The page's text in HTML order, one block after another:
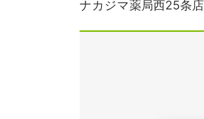
ナカジマ薬局西25条店